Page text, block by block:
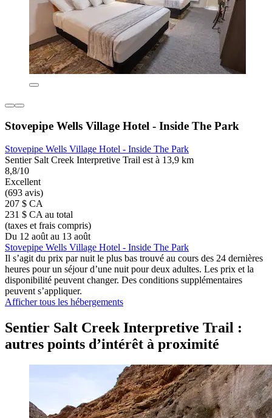
Stovepipe Wells Village Hotel - Inside The Park
Stovepipe Wells Village Hotel - Inside The Park
Sentier Salt Creek Interpretive Trail est à 13,9 km
8,8/10
Excellent
(693 avis)
207 $ CA
231 $ CA au total
(taxes et frais compris)
Du 12 août au 13 août
Stovepipe Wells Village Hotel - Inside The Park
Il s’agit du prix par nuit le plus bas trouvé au cours des 24 dernières
heures pour un séjour d’une nuit pour deux adultes. Les prix et la
disponibilité peuvent changer. Des conditions supplémentaires
peuvent s’appliquer.
Afficher tous les hébergements
Sentier Salt Creek Interpretive Trail :
autres points d’intérêt à proximité